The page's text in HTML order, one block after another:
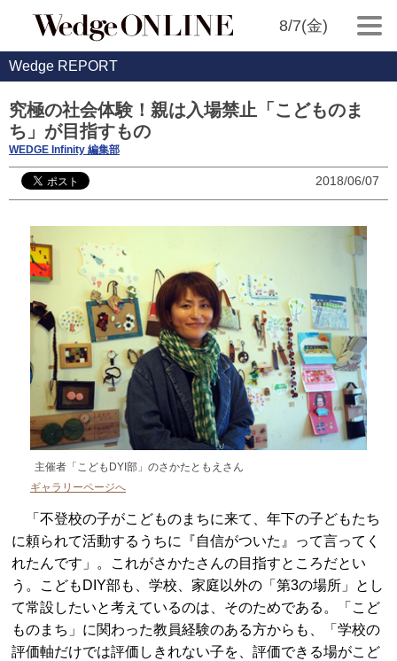
8/7(金)
Wedge REPORT
究極の社会体験！親は入場禁止「こどものま
ち」が目指すもの
WEDGE Infinity 編集部
2018/06/07
主催者「こどもDYI部」のさかたともえさん
ギャラリーページへ
「不登校の子がこどものまちに来て、年下の子どもたち
に頼られて活動するうちに『自信がついた』って言ってく
れたんです」。これがさかたさんの目指すところだとい
う。こどもDIY部も、学校、家庭以外の「第3の場所」とし
て常設したいと考えているのは、そのためである。「こど
ものまち」に関わった教員経験のある方からも、「学校の
評価軸だけでは評価しきれない子を、評価できる場がこど